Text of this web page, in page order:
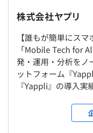
CPU：10コア〜、GPU
ストレージ：1TB SSD
プロジェクトごとに
受動喫煙防止措置に関
屋内全面禁煙
東京メトロ南北線「
・祝日
・有給休暇
・リフレッシュ休暇
・バースデー休暇
・慶弔休暇
・育児／介護休暇
研修の有無及び内容
◆YOP＝Yappli On-
新しく入社された社
フォローアッププログ
全社を挙げて以下の
さまざまな部署を経
・SaaSビジネス（
・ヤプリの組織を理
株式会社ヤプリ
【誰もが簡単にス
「Mobile Tech for
発・運用・分析をノ
ットフォーム『
『Yappli』の導入
引先とのコミュニ
社内DX（デジタル